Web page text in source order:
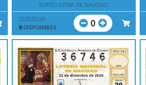
SORTEO EXTRA. DE NAVIDAD
22/12/2026
9DISPONIBLES 0